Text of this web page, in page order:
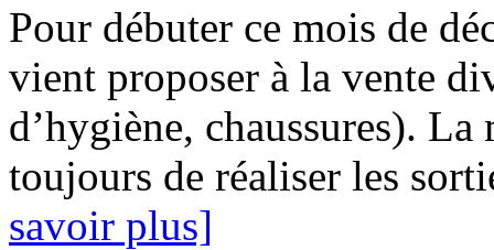
Pour débuter ce mois de
vient proposer à la vente
d’hygiène, chaussures). La
toujours de réaliser les
savoir plus]